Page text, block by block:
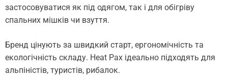
застосовуватися як під одягом, так і для обігріву
спальних мішків чи взуття.
Бренд цінують за швидкий старт, ергономічність та
екологічність складу. Heat Pax ідеально підходять для
альпіністів, туристів, рибалок.